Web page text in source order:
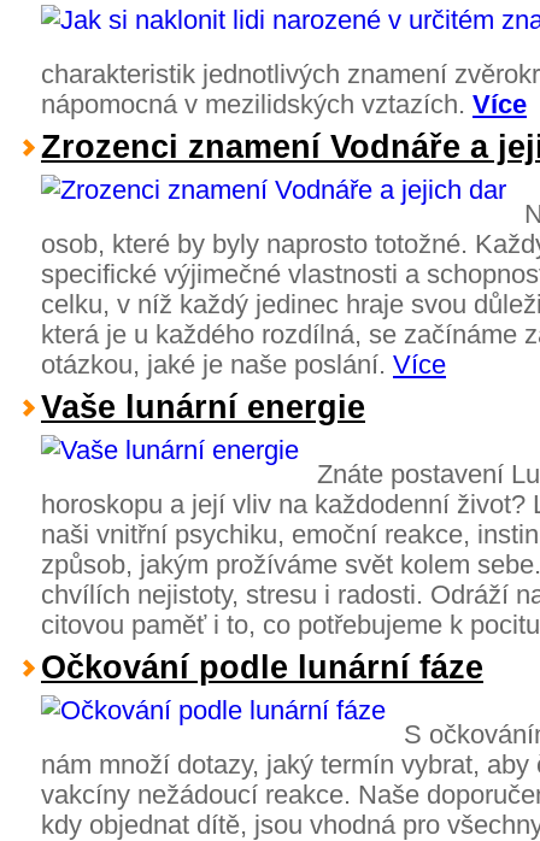
charakteristik jednotlivých znamení
nápomocná v mezilidských vztazích. Více
Zrozenci znamení Vodnáře a
osob, které by byly naprosto totožné.
specifické výjimečné vlastnosti a
celku, v níž každý jedinec hraje svou
která je u každého rozdílná, se začínáme
otázkou, jaké je naše poslání. Více
Vaše lunární energie
Znáte postavení
horoskopu a její vliv na každodenní život?
naši vnitřní psychiku, emoční reakce,
způsob, jakým prožíváme svět kolem
chvílích nejistoty, stresu i radosti. Odráží
citovou paměť i to, co potřebujeme k
Očkování podle lunární fáze
S
nám množí dotazy, jaký termín vybrat,
vakcíny nežádoucí reakce. Naše
kdy objednat dítě, jsou vhodná pro